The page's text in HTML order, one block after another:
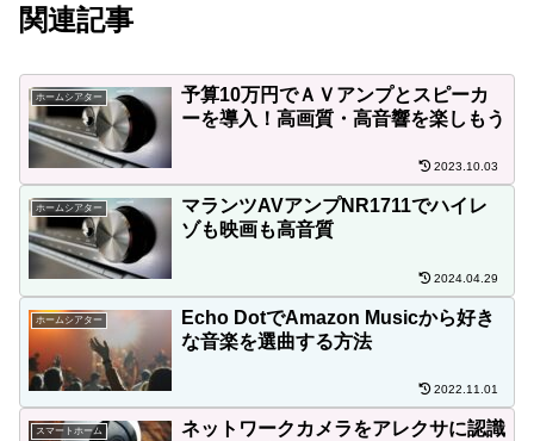
関連記事
ホームシアター
予算10万円でＡＶアンプとスピーカ
ーを導入！高画質・高音響を楽しもう
2023.10.03
ホームシアター
マランツAVアンプNR1711でハイレ
ゾも映画も高音質
2024.04.29
ホームシアター
Echo DotでAmazon Musicから好き
な音楽を選曲する方法
2022.11.01
スマートホーム
ネットワークカメラをアレクサに認識